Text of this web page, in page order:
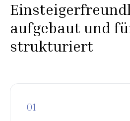
aufgebaut und
strukturiert
01